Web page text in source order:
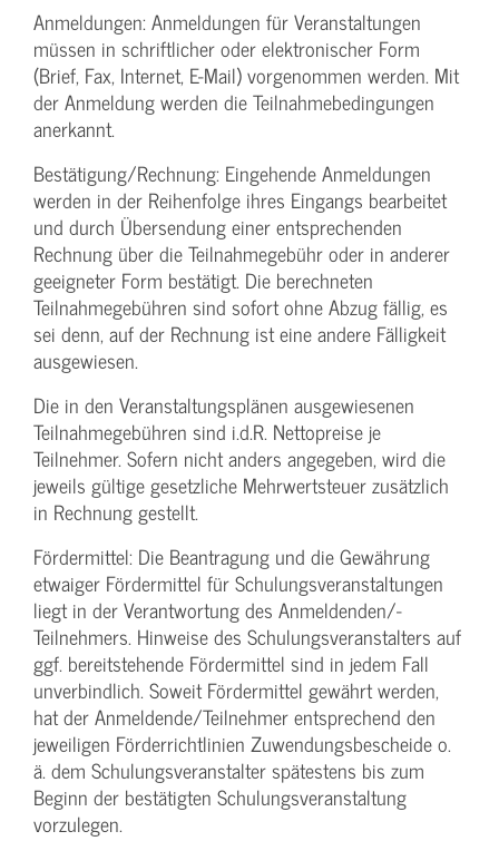
Anmeldungen: Anmeldungen für Veranstaltungen
müssen in schriftlicher oder elektronischer Form
(Brief, Fax, Internet, E-Mail) vorgenommen werden. Mit
der Anmeldung werden die Teilnahme­bedingungen
anerkannt.
Bestätigung­/Rechnung: Eingehende Anmeldungen
werden in der Reihenfolge ihres Eingangs bearbeitet
und durch Übersendung einer entsprechenden
Rechnung über die Teilnahmegebühr oder in anderer
geeigneter Form bestätigt. Die berechneten
Teilnahmegebühren sind sofort ohne Abzug fällig, es
sei denn, auf der Rechnung ist eine andere Fälligkeit
ausgewiesen.
Die in den Veranstaltungsplänen ausgewiesenen
Teilnahmegebühren sind i.d.R. Nettopreise je
Teilnehmer. Sofern nicht anders angegeben, wird die
jeweils gültige gesetzliche Mehrwertsteuer zusätzlich
in Rechnung gestellt.
Fördermittel: Die Beantragung und die Gewährung
etwaiger Fördermittel für Schulungs­veranstaltungen
liegt in der Verantwortung des Anmeldenden/­
Teilnehmers. Hinweise des Schulungs­veranstalters auf
ggf. bereitstehende Fördermittel sind in jedem Fall
unverbindlich. Soweit Fördermittel gewährt werden,
hat der Anmeldende/­Teilnehmer entsprechend den
jeweiligen Förderrichtlinien Zuwendungs­bescheide o.
ä. dem Schulungs­veranstalter spätestens bis zum
Beginn der bestätigten Schulungs­veranstaltung
vorzulegen.